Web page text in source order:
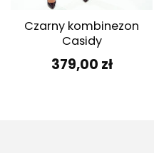
Czarny kombinezon
Casidy
379,00 zł